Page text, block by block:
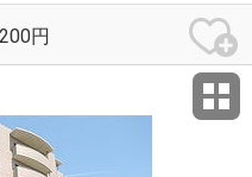
円